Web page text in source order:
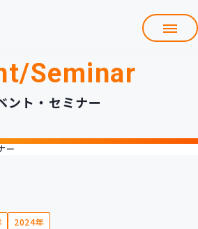
Seminar
ント・セミナー
ー
2024年